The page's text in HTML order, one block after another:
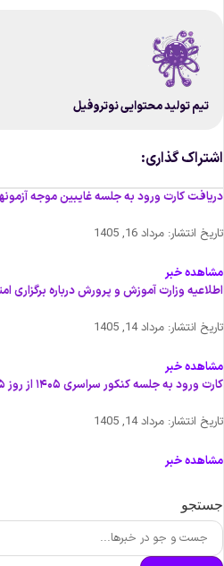
تیم تولید محتوایی نوتروفیل
اشتراک گذاری:
دریافت کارت ورود به جلسه غایبین موجه
تاریخ انتشار: مرداد 16, 1405
مشاهده خبر
اطلاعیه وزارت آموزش و پرورش درباره برگزاری امتحانات
تاریخ انتشار: مرداد 14, 1405
مشاهده خبر
کارت ورود به جلسه کنکور سراسری ۱۴۰۵ از روز ۲۵ مردادماه ۱۴۰۵ منتشر خواهد شد.
تاریخ انتشار: مرداد 14, 1405
مشاهده خبر
جستجو